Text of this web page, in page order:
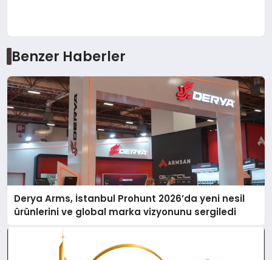
Benzer Haberler
Derya Arms, İstanbul Prohunt 2026’da yeni nesil
ürünlerini ve global marka vizyonunu sergiledi